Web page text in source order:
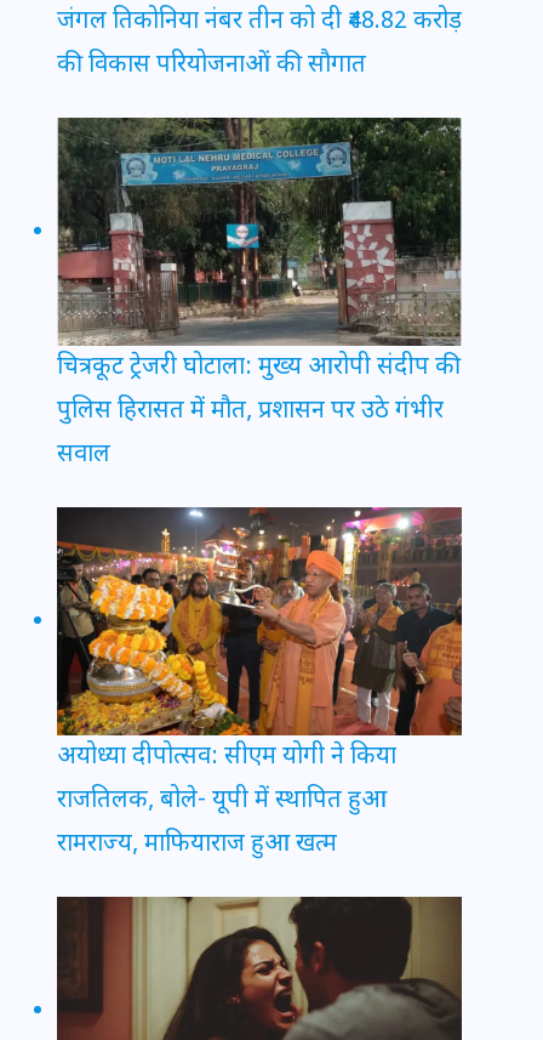
जंगल तिकोनिया नंबर तीन को दी ₹48.82 करोड़
की विकास परियोजनाओं की सौगात
चित्रकूट ट्रेजरी घोटाला: मुख्य आरोपी संदीप की
पुलिस हिरासत में मौत, प्रशासन पर उठे गंभीर
सवाल
अयोध्या दीपोत्सव: सीएम योगी ने किया
राजतिलक, बोले- यूपी में स्थापित हुआ
रामराज्य, माफियाराज हुआ खत्म